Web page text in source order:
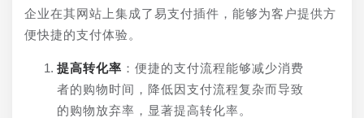
企业在其网站上集成了易支付插件，能够为客户提供方
便快捷的支付体验。
提高转化率 ：便捷的支付流程能够减少消费
者的购物时间，降低因支付流程复杂而导致
的购物放弃率，显著提高转化率。